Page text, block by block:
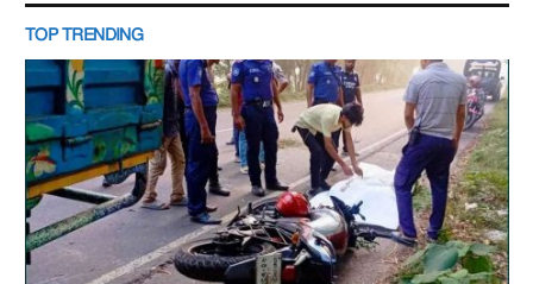
TOP TRENDING